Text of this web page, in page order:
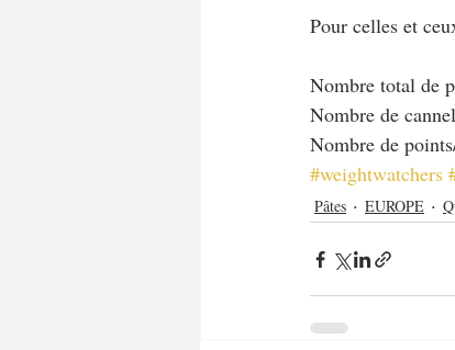
Pour celles et
Nombre total de
Nombre de
Nombre de
#weightwatchers
Pâtes EUROPE